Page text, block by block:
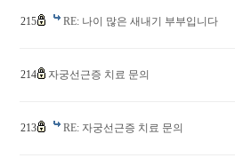
215 RE: 나이 많은 새내기 부부입니다
214 자궁선근증 치료 문의
213 RE: 자궁선근증 치료 문의